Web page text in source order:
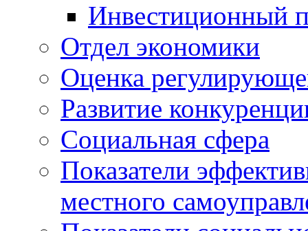
Инвестиционный
Отдел экономики
Оценка
Развитие
Социальная сфера
Показатели
местного